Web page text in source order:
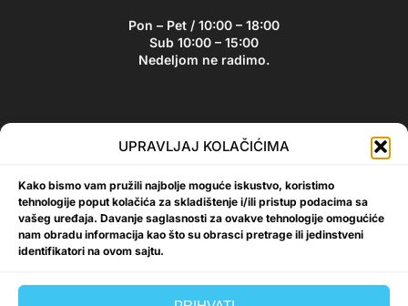
UPRAVLJAJ KOLAČIĆIMA
Kako bismo vam pružili najbolje moguće iskustvo, koristimo
tehnologije poput kolačića za skladištenje i/ili pristup podacima sa
vašeg uređaja. Davanje saglasnosti za ovakve tehnologije omogućiće
nam obradu informacija kao što su obrasci pretrage ili jedinstveni
identifikatori na ovom sajtu.
Pon – Pet / 10:00 – 18:00
Sub 10:00 – 15:00
Nedeljom ne radimo.
Bikesport Newsletter
akcijama i popustima!
Prijavi se